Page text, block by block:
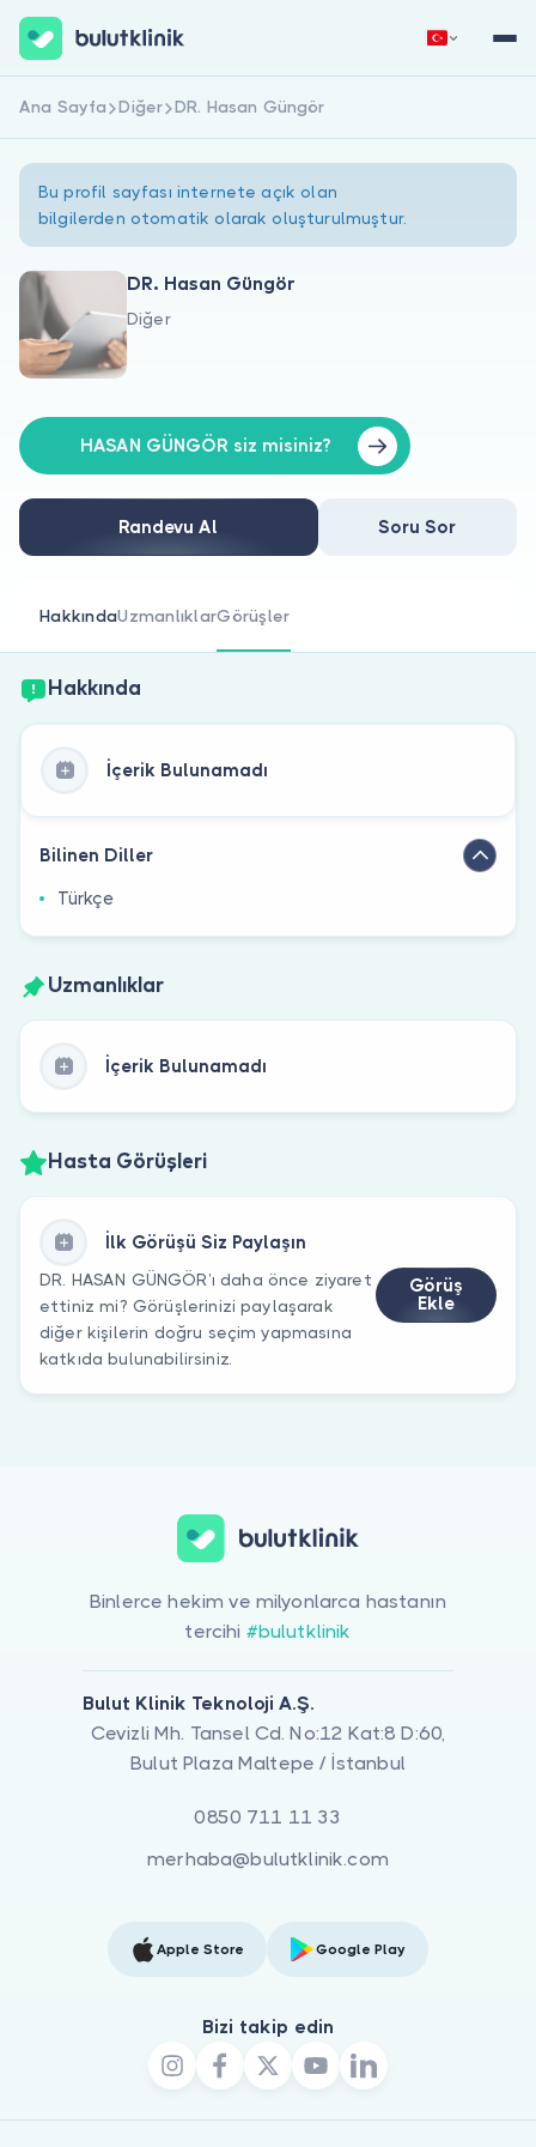
Hakkımızda
Doktorlar için
Doktor musunuz?
Hemen Kaydol
Ana Sayfa Diğer DR. Hasan Güngör
Bu profil sayfası internete açık olan
bilgilerden otomatik olarak oluşturulmuştur.
DR. Hasan Güngör
Diğer
HASAN GÜNGÖR siz misiniz?
Randevu Al Soru Sor
HakkındaUzmanlıklarGörüşler
Hakkında
İçerik Bulunamadı
Bilinen Diller
Türkçe
Uzmanlıklar
İçerik Bulunamadı
Hasta Görüşleri
İlk Görüşü Siz Paylaşın
DR. HASAN GÜNGÖR’ı daha önce ziyaret
ettiniz mi? Görüşlerinizi paylaşarak
diğer kişilerin doğru seçim yapmasına
katkıda bulunabilirsiniz.
Görüş
Ekle
Binlerce hekim ve milyonlarca hastanın
tercihi #bulutklinik
Bulut Klinik Teknoloji A.Ş.
Cevizli Mh. Tansel Cd. No:12 Kat:8 D:60,
Bulut Plaza Maltepe / İstanbul
0850 711 11 33
merhaba@bulutklinik.com
Apple Store Google Play
Bizi takip edin